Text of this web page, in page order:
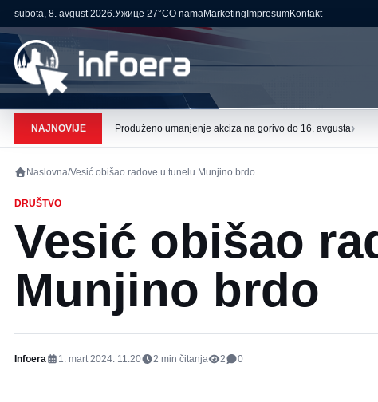
subota, 8. avgust 2026.Ужице 27°CO namaMarketing ImpresumKontakt
NAJNOVIJE Produženo umanjenje akciza na gorivo do 16. avgusta›
Naslovna/Vesić obišao radove u tunelu Munjino brdo
DRUŠTVO
Vesić obišao
Munjino brdo
Infoera 1. mart 2024. 11:20 2 min čitanja 2 0